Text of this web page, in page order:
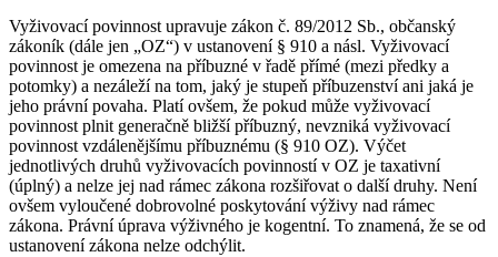
Vyživovací povinnost upravuje zákon č. 89/2012 Sb., občanský
zákoník (dále jen „OZ“) v ustanovení § 910 a násl. Vyživovací
povinnost je omezena na příbuzné v řadě přímé (mezi předky a
potomky) a nezáleží na tom, jaký je stupeň příbuzenství ani jaká je
jeho právní povaha. Platí ovšem, že pokud může vyživovací
povinnost plnit generačně bližší příbuzný, nevzniká vyživovací
povinnost vzdálenějšímu příbuznému (§ 910 OZ). Výčet
jednotlivých druhů vyživovacích povinností v OZ je taxativní
(úplný) a nelze jej nad rámec zákona rozšiřovat o další druhy. Není
ovšem vyloučené dobrovolné poskytování výživy nad rámec
zákona. Právní úprava výživného je kogentní. To znamená, že se od
ustanovení zákona nelze odchýlit.